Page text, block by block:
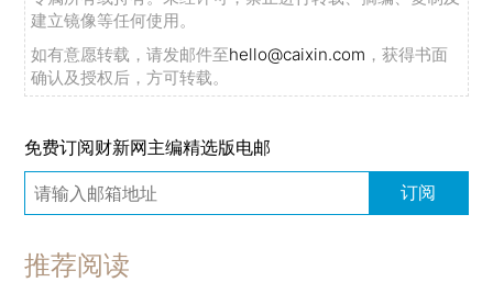
建立镜像等任何使用。
如有意愿转载，请发邮件至hello@caixin.com ，获得书面
确认及授权后，方可转载。
免费订阅财新网主编精选版电邮
订阅
推荐阅读